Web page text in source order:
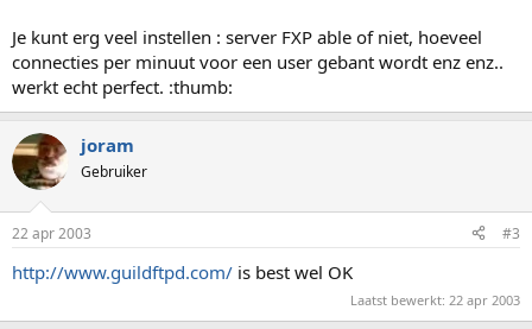
Je kunt erg veel instellen : server FXP able of niet, hoeveel
connecties per minuut voor een user gebant wordt enz enz..
werkt echt perfect. :thumb:
joram
Gebruiker
22 apr 2003 #3
http://www.guildftpd.com/ is best wel OK
Laatst bewerkt: 22 apr 2003